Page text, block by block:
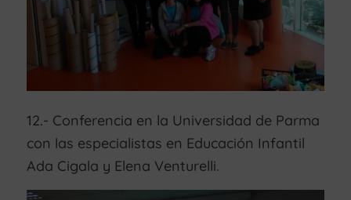
12.- Conferencia en la Universidad de Parma
con las especialistas en Educación Infantil
Ada Cigala y Elena Venturelli.